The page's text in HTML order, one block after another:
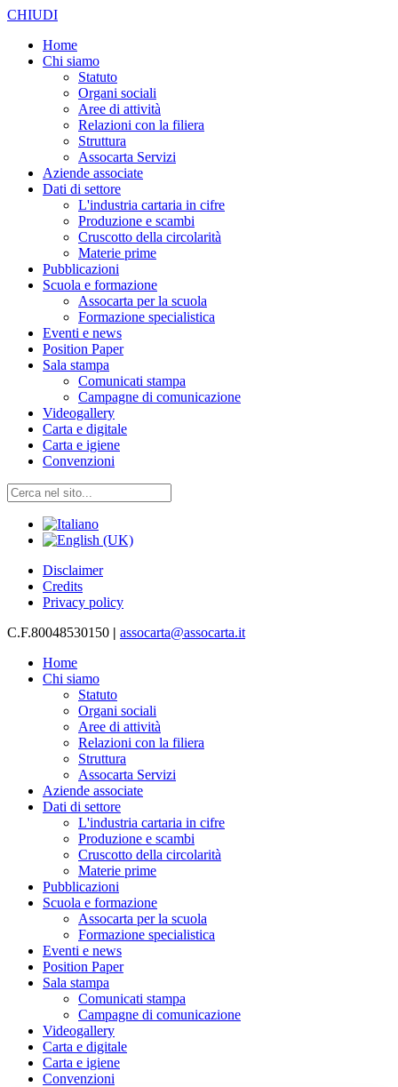
CHIUDI
Home
Chi siamo
Statuto
Organi sociali
Aree di attività
Relazioni con la filiera
Struttura
Assocarta Servizi
Aziende associate
Dati di settore
L'industria cartaria in cifre
Produzione e scambi
Cruscotto della circolarità
Materie prime
Pubblicazioni
Scuola e formazione
Assocarta per la scuola
Formazione specialistica
Eventi e news
Position Paper
Sala stampa
Comunicati stampa
Campagne di comunicazione
Videogallery
Carta e digitale
Carta e igiene
Convenzioni
Disclaimer
Credits
Privacy policy
C.F.80048530150 | assocarta@assocarta.it
Home
Chi siamo
Statuto
Organi sociali
Aree di attività
Relazioni con la filiera
Struttura
Assocarta Servizi
Aziende associate
Dati di settore
L'industria cartaria in cifre
Produzione e scambi
Cruscotto della circolarità
Materie prime
Pubblicazioni
Scuola e formazione
Assocarta per la scuola
Formazione specialistica
Eventi e news
Position Paper
Sala stampa
Comunicati stampa
Campagne di comunicazione
Videogallery
Carta e digitale
Carta e igiene
Convenzioni